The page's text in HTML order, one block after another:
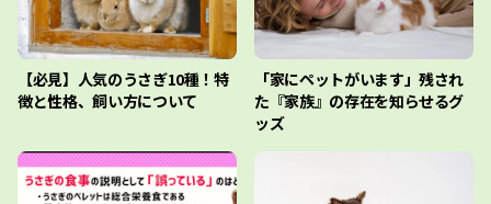
【必見】人気のうさぎ10種！特
徴と性格、飼い方について
「家にペットがいます」残され
た『家族』の存在を知らせるグ
ッズ